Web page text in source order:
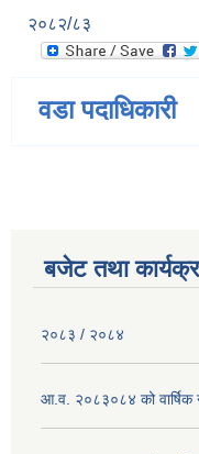
२०८२/८३
वडा पदाधिकारी
बजेट तथा
२०८३ / २०८४
आ.व. २०८३०८४ को वार्षिक